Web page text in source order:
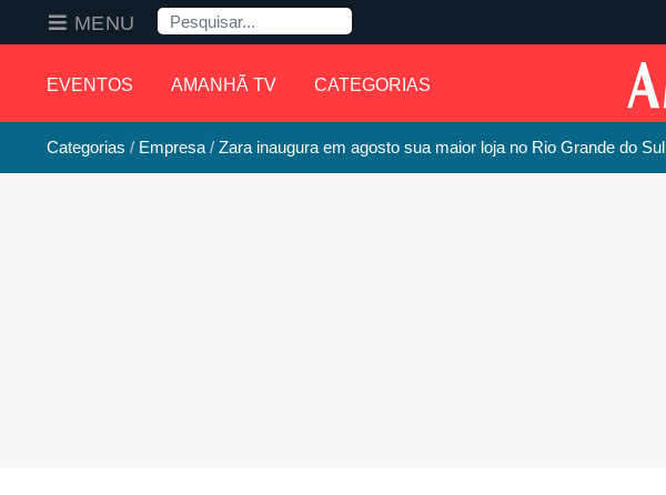
EVENTOS AMANHÃ TV CATEGORIAS
MENU Pesquisa
Categorias Empresa Zara inaugura em agosto sua maior loja no Rio Grande do Sul